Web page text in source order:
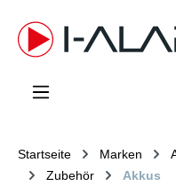
springen
Startseite Marken
Zubehör
Akkus